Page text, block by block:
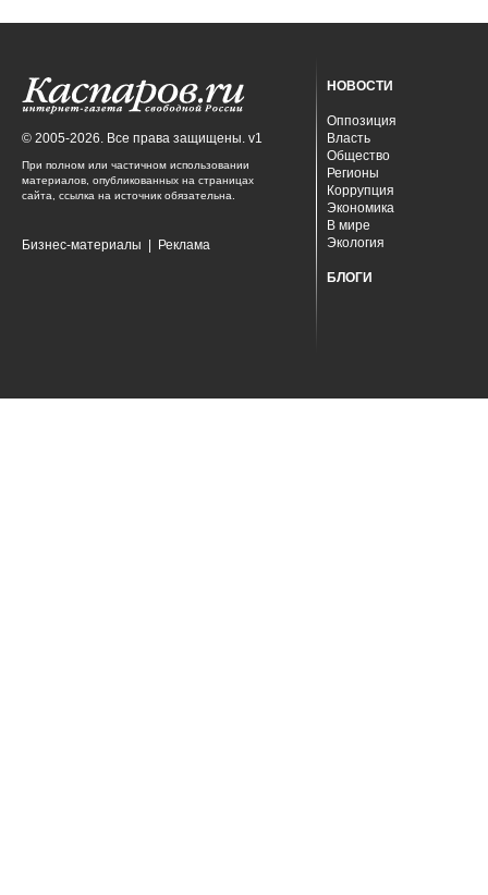
© 2005-2026. Все права защищены. v1
При полном или частичном использовании
материалов, опубликованных на страницах
сайта, ссылка на источник обязательна.
Бизнес-материалы Реклама
НОВОСТИ
Оппозиция
Власть
Общество
Регионы
Коррупция
Экономика
В мире
Экология
БЛОГИ